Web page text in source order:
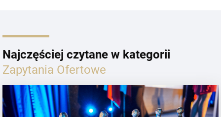
Najczęściej czytane w kategorii
Zapytania Ofertowe